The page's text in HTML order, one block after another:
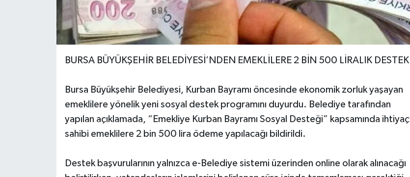
BURSA BÜYÜKŞEHİR BELEDİYESİ’NDEN EMEKLİLERE 2 BİN 500 LİRALIK DESTEK
Bursa Büyükşehir Belediyesi, Kurban Bayramı öncesinde ekonomik zorluk yaşayan
emeklilere yönelik yeni sosyal destek programını duyurdu. Belediye tarafından
yapılan açıklamada, “Emekliye Kurban Bayramı Sosyal Desteği” kapsamında ihtiyaç
sahibi emeklilere 2 bin 500 lira ödeme yapılacağı bildirildi.
Destek başvurularının yalnızca e-Belediye sistemi üzerinden online olarak alınacağı